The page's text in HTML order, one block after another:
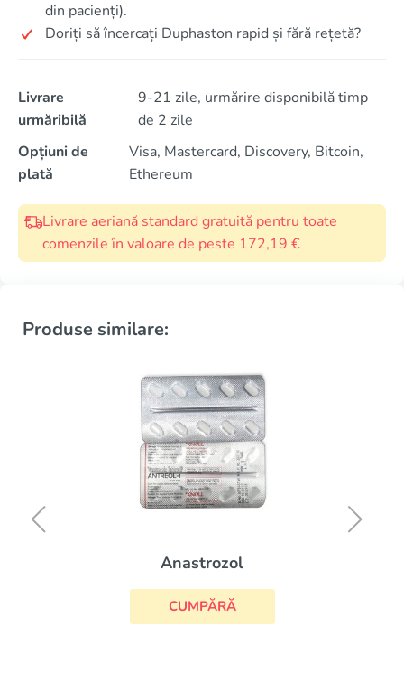
din pacienți).
Doriți să încercați Duphaston rapid și fără rețetă?
Livrare
urmăribilă
9-21 zile, urmărire disponibilă timp
de 2 zile
Opțiuni de
plată
Visa, Mastercard, Discovery, Bitcoin,
Ethereum
Livrare aeriană standard gratuită pentru toate
comenzile în valoare de peste 172,19 €
Produse similare:
Anastrozol
CUMPĂRĂ